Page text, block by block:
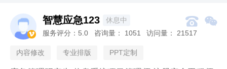

智慧应急123 休息中  
服务评分： 5.0 咨询量： 1051 访问量： 21517
内容修改 专业排版 PPT定制